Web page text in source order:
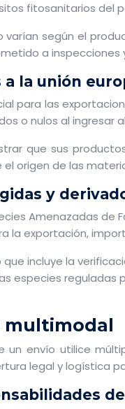
fitosanitarios
según el
a
a la unión
para las
o nulos al ingresar
que sus
origen de las
y
Amenazadas de
la exportación,
que incluye la
especies reguladas
multimodal
un envío utilice
legal y logística